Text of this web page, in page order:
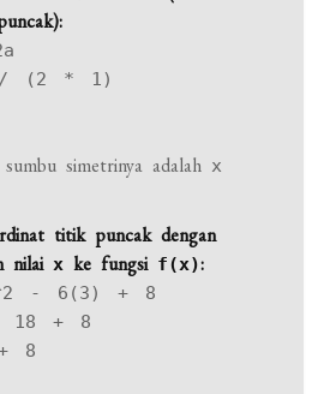
(2 * 1)
simetrinya adalah x
titik puncak dengan
nilaix ke fungsi f(x):
- 6(3) + 8
+ 8
8